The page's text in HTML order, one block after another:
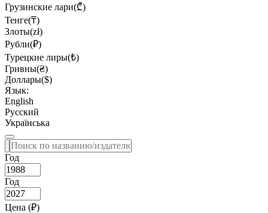
Грузинские лари(₾)
Тенге(₸)
Злоты(zł)
Рубли(₽)
Турецкие лиры(₺)
Гривны(₴)
Доллары($)
Язык:
English
Русский
Українська
Год
Год
Цена (₽)